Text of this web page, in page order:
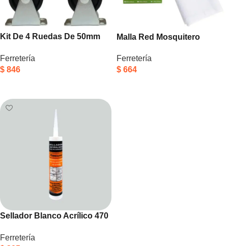
Kit De 4 Ruedas De 50mm
Giratorias 360 Negro
Ferretería
$ 846
Malla Red Mosquitero
Velcro Mosquito Blanco
Ferretería
$ 664
Sellador Blanco Acrílico 470
Ferretería